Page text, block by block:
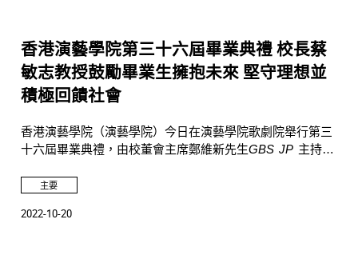
香港演藝學院第三十六屆畢業典禮 校長蔡
敏志教授鼓勵畢業生擁抱未來 堅守理想並
積極回饋社會
香港演藝學院（演藝學院）今日在演藝學院歌劇院舉行第三
十六屆畢業典禮，由校董會主席鄭維新先生GBS JP 主持頒
主要
2022-10-20